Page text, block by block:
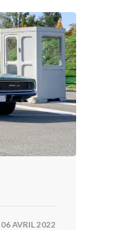
06 AVRIL 2022